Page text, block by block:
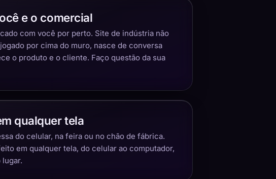
e o comercial
com você por perto. Site de indústria não
por cima do muro, nasce de conversa
o produto e o cliente. Faço questão da sua
qualquer tela
do celular, na feira ou no chão de fábrica.
em qualquer tela, do celular ao computador,
lugar.